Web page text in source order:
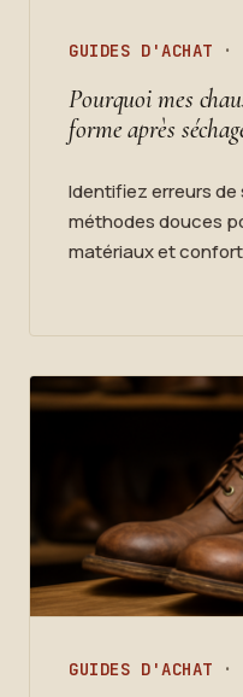
GUIDES D'ACHAT ·
Pourquoi mes
forme après
Identifiez erreurs
méthodes douces
matériaux et
GUIDES D'ACHAT ·